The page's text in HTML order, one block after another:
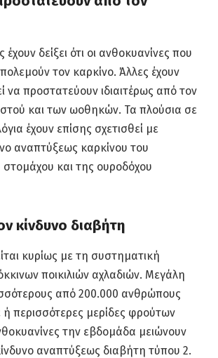
έχουν δείξει ότι οι ανθοκυανίνες που
τον καρκίνο. Άλλες έχουν
να προστατεύουν ιδιαιτέρως από τον
και των ωοθηκών. Τα πλούσια σε
έχουν επίσης σχετισθεί με
αναπτύξεως καρκίνου του
και της ουροδόχου
κίνδυνο διαβήτη
κυρίως με τη συστηματική
ποικιλιών αχλαδιών. Μεγάλη
από 200.000 ανθρώπους
ή περισσότερες μερίδες φρούτων
την εβδομάδα μειώνουν
αναπτύξεως διαβήτη τύπου 2.